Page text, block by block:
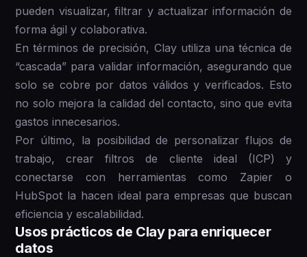
pueden visualizar, filtrar y actualizar información de
forma ágil y colaborativa.
En términos de precisión, Clay utiliza una técnica de
“cascada” para validar información, asegurando que
solo se cobre por datos válidos y verificados. Esto
no solo mejora la calidad del contacto, sino que evita
gastos innecesarios.
Por último, la posibilidad de personalizar flujos de
trabajo, crear filtros de cliente ideal (ICP) y
conectarse con herramientas como Zapier o
HubSpot la hacen ideal para empresas que buscan
eficiencia y escalabilidad.
Usos prácticos de Clay para enriquecer
datos